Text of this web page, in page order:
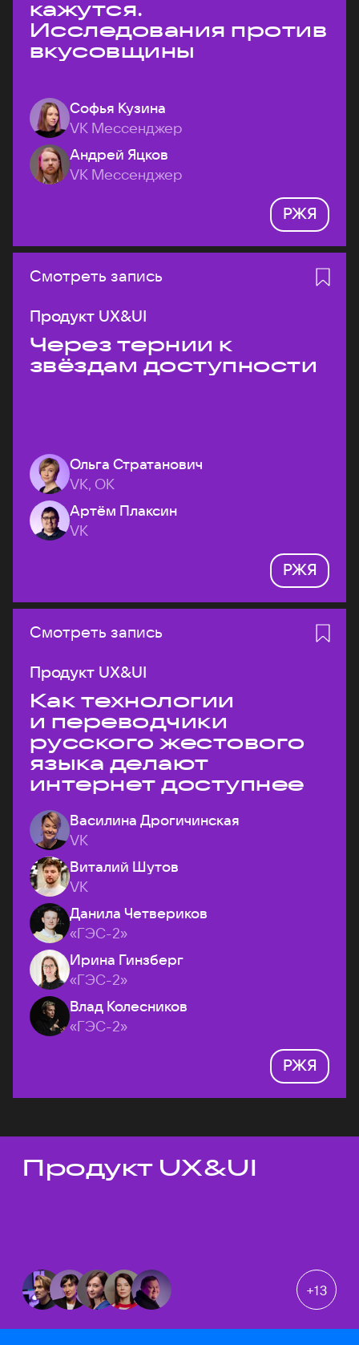
кажутся.
Исследования против
вкусовщины
Софья Кузина
VK Мессенджер
Андрей Яцков
VK Мессенджер
РЖЯ
Смотреть запись
Продукт UX&UI
Через тернии к
звёздам доступности
Ольга Стратанович
VK, ОК
Артём Плаксин
VK
РЖЯ
Смотреть запись
Продукт UX&UI
Как технологии
и переводчики
русского жестового
языка делают
интернет доступнее
Василина Дрогичинская
VK
Виталий Шутов
VK
Данила Четвериков
«ГЭС-2»
Ирина Гинзберг
«ГЭС-2»
Влад Колесников
«ГЭС-2»
РЖЯ
Темы докладов
Продукт UX&UI
+13